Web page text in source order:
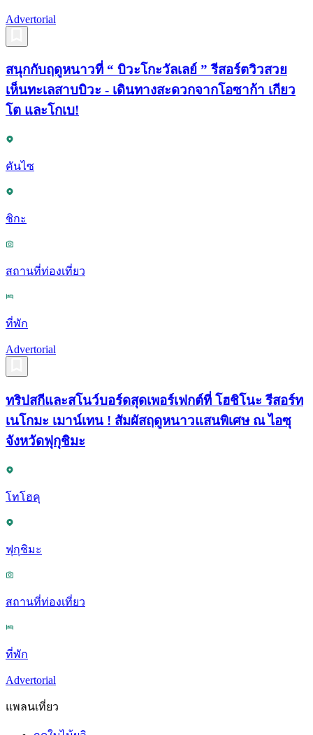
Advertorial
สนุกกับฤดูหนาวที่ “ บิวะโกะวัลเลย์ ” รีสอร์ตวิวสวย
เห็นทะเลสาบบิวะ - เดินทางสะดวกจากโอซาก้า เกียว
โต และโกเบ!
คันไซ
ชิกะ
สถานที่ท่องเที่ยว
ที่พัก
Advertorial
ทริปสกีและสโนว์บอร์ดสุดเพอร์เฟกต์ที่ โฮชิโนะ รีสอร์ท
เนโกมะ เมาน์เทน ! สัมผัสฤดูหนาวแสนพิเศษ ณ ไอซุ
จังหวัดฟุกุชิมะ
โทโฮคุ
ฟุกุชิมะ
สถานที่ท่องเที่ยว
ที่พัก
Advertorial
แพลนเที่ยว